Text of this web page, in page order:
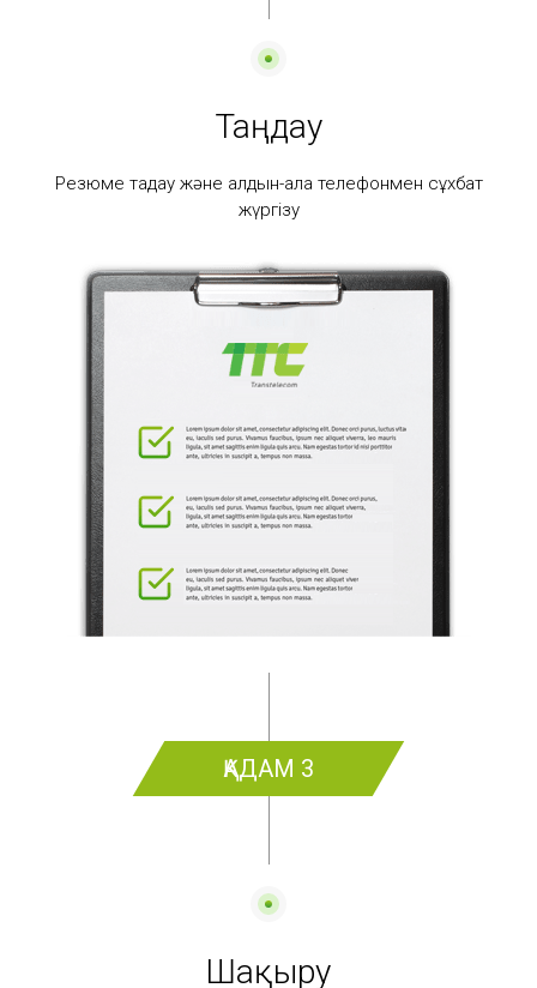
Таңдау
Резюме таңдау және алдын-ала телефонмен сұхбат
жүргізу
ҚАДАМ 3
Шақыру